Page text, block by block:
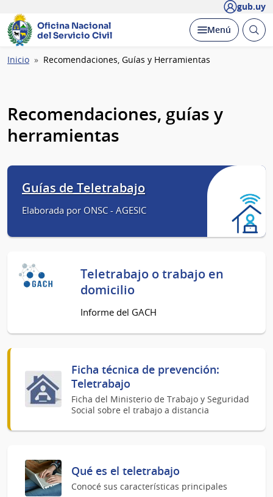
gub.uy
Oficina Nacional
del Servicio Civil
Desplegar
Menú Abrir
Ruta
Inicio Recomendaciones, Guías y Herramientas
Recomendaciones, guías y
herramientas
Guías de Teletrabajo
Elaborada por ONSC - AGESIC
Teletrabajo o trabajo en
domicilio
Informe del GACH
Ficha técnica de prevención:
Teletrabajo
Ficha del Ministerio de Trabajo y Seguridad
Social sobre el trabajo a distancia
Qué es el teletrabajo
Conocé sus características principales